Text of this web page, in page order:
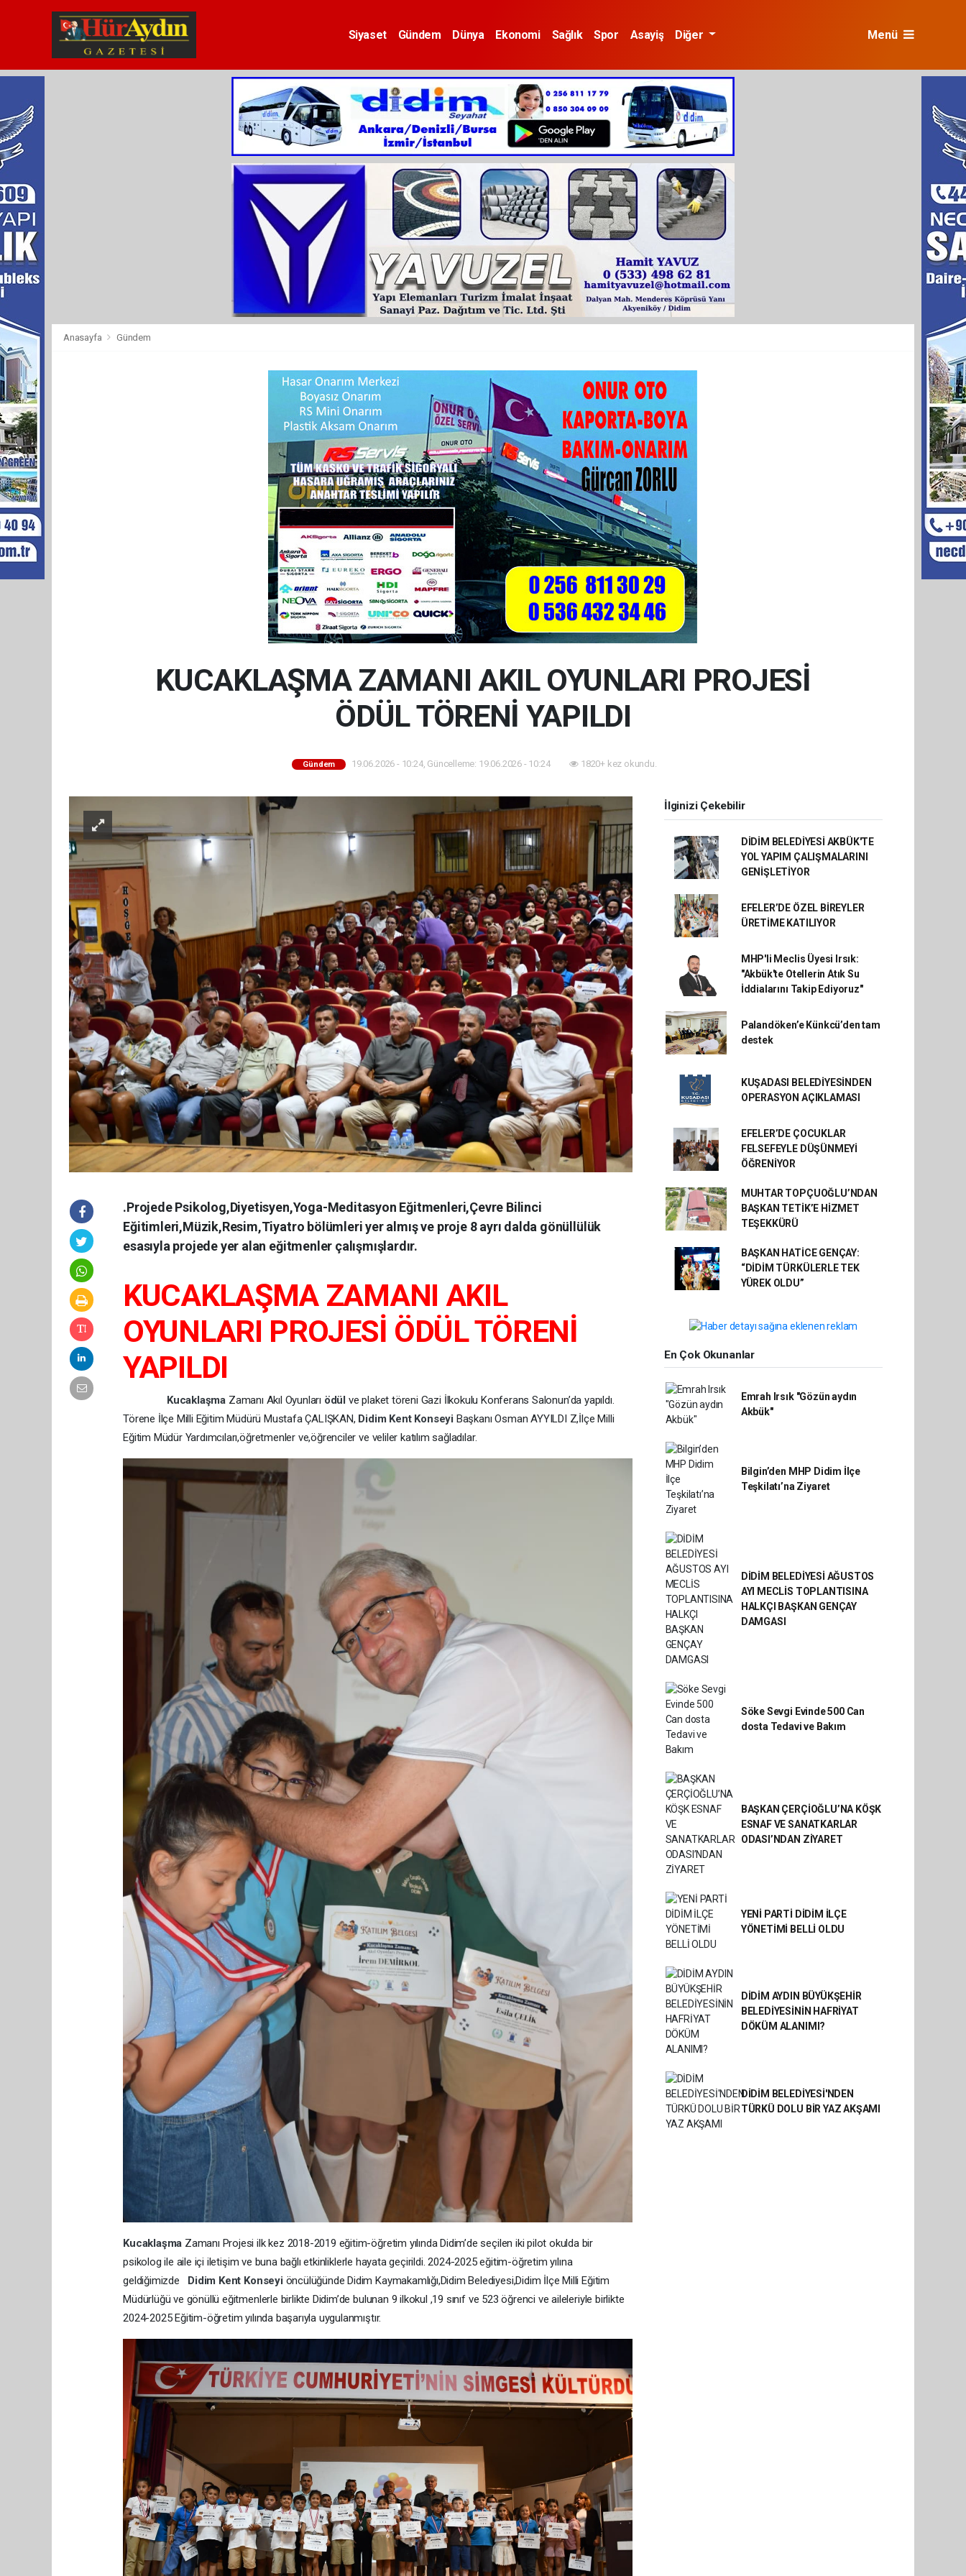
Siyaset Gündem Dünya Ekonomi Sağlık Spor Asayiş Diğer Menü
Anasayfa Gündem
KUCAKLAŞMA ZAMANI AKIL OYUNLARI PROJESİ
ÖDÜL TÖRENİ YAPILDI
Gündem 19.06.2026 - 10:24, Güncelleme: 19.06.2026 - 10:24 1820+ kez okundu.
.Projede Psikolog,Diyetisyen,Yoga-Meditasyon Eğitmenleri,Çevre Bilinci
Eğitimleri,Müzik,Resim,Tiyatro bölümleri yer almış ve proje 8 ayrı dalda gönüllülük
esasıyla projede yer alan eğitmenler çalışmışlardır.
KUCAKLAŞMA ZAMANI AKIL
OYUNLARI PROJESİ ÖDÜL TÖRENİ
YAPILDI
Kucaklaşma Zamanı Akıl Oyunları ödül ve plaket töreni Gazi İlkokulu Konferans Salonun’da yapıldı.
Törene İlçe Milli Eğitim Müdürü Mustafa ÇALIŞKAN, Didim Kent Konseyi Başkanı Osman AYYILDI Z,İlçe Milli
Eğitim Müdür Yardımcıları,öğretmenler ve,öğrenciler ve veliler katılım sağladılar.
Kucaklaşma Zamanı Projesi ilk kez 2018-2019 eğitim-öğretim yılında Didim’de seçilen iki pilot okulda bir
psikolog ile aile içi iletişim ve buna bağlı etkinliklerle hayata geçirildi. 2024-2025 eğitim-öğretim yılına
geldiğimizde Didim Kent Konseyi öncülüğünde Didim Kaymakamlığı,Didim Belediyesi,Didim İlçe Milli Eğitim
Müdürlüğü ve gönüllü eğitmenlerle birlikte Didim’de bulunan 9 ilkokul ,19 sınıf ve 523 öğrenci ve aileleriyle birlikte
2024-2025 Eğitim-öğretim yılında başarıyla uygulanmıştır.
İlginizi Çekebilir
DİDİM BELEDİYESİ AKBÜK'TE
YOL YAPIM ÇALIŞMALARINI
GENİŞLETİYOR
EFELER’DE ÖZEL BİREYLER
ÜRETİME KATILIYOR
MHP'li Meclis Üyesi Irsık:
"Akbük'te Otellerin Atık Su
İddialarını Takip Ediyoruz"
Palandöken’e Künkcü’den tam
destek
KUŞADASI BELEDİYESİNDEN
OPERASYON AÇIKLAMASI
EFELER’DE ÇOCUKLAR
FELSEFEYLE DÜŞÜNMEYİ
ÖĞRENİYOR
MUHTAR TOPÇUOĞLU’NDAN
BAŞKAN TETİK’E HİZMET
TEŞEKKÜRÜ
BAŞKAN HATİCE GENÇAY:
“DİDİM TÜRKÜLERLE TEK
YÜREK OLDU”
En Çok Okunanlar
Emrah Irsık "Gözün aydın
Akbük"
Bilgin’den MHP Didim İlçe
Teşkilatı’na Ziyaret
DİDİM BELEDİYESİ AĞUSTOS
AYI MECLİS TOPLANTISINA
HALKÇI BAŞKAN GENÇAY
DAMGASI
Söke Sevgi Evinde 500 Can
dosta Tedavi ve Bakım
BAŞKAN ÇERÇİOĞLU’NA KÖŞK
ESNAF VE SANATKARLAR
ODASI’NDAN ZİYARET
YENİ PARTİ DİDİM İLÇE
YÖNETİMİ BELLİ OLDU
DİDİM AYDIN BÜYÜKŞEHİR
BELEDİYESİNİN HAFRİYAT
DÖKÜM ALANIMI?
DİDİM BELEDİYESİ'NDEN
TÜRKÜ DOLU BİR YAZ AKŞAMI